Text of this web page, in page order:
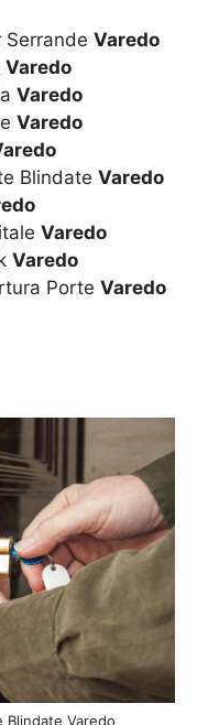
Serrande Varedo
Varedo
Varedo
Varedo
Blindate Varedo
Varedo
Varedo
Porte Varedo
Blindate Varedo